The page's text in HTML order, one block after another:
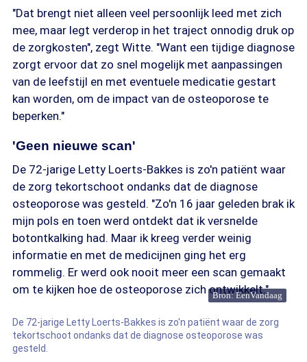
"Dat brengt niet alleen veel persoonlijk leed met zich
mee, maar legt verderop in het traject onnodig druk op
de zorgkosten", zegt Witte. "Want een tijdige diagnose
zorgt ervoor dat zo snel mogelijk met aanpassingen
van de leefstijl en met eventuele medicatie gestart
kan worden, om de impact van de osteoporose te
beperken."
'Geen nieuwe scan'
De 72-jarige Letty Loerts-Bakkes is zo'n patiënt waar
de zorg tekortschoot ondanks dat de diagnose
osteoporose was gesteld. "Zo'n 16 jaar geleden brak ik
mijn pols en toen werd ontdekt dat ik versnelde
botontkalking had. Maar ik kreeg verder weinig
informatie en met de medicijnen ging het erg
rommelig. Er werd ook nooit meer een scan gemaakt
om te kijken hoe de osteoporose zich ontwikkelt."
Bron: EenVandaag
De 72-jarige Letty Loerts-Bakkes is zo'n patiënt waar de zorg
tekortschoot ondanks dat de diagnose osteoporose was
gesteld.